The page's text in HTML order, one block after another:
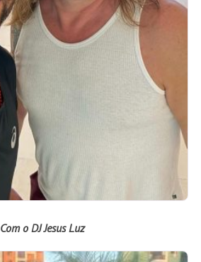
Com o DJ Jesus Luz